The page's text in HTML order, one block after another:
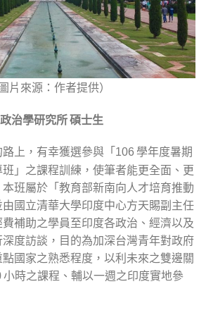
圖片來源：作者提供）
治學研究所 碩士生
上，有幸獲選參與「 106 學年度暑期
」之課程訓練，使筆者能更全面、更
班屬於「教育部新南向人才培育推動
國立清華大學印度中心方天賜副主任
補助之學員至印度各政治、經濟以及
度訪談，目的為加深台灣青年對政府
點國家之熟悉程度，以利未來之雙邊關
小時之課程、輔以一週之印度實地參